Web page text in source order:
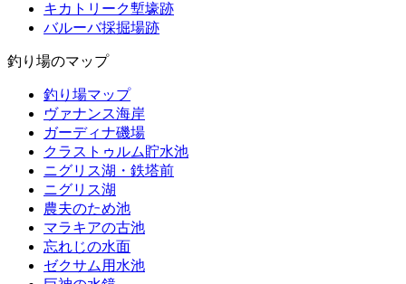
キカトリーク塹壕跡
バルーバ採掘場跡
釣り場のマップ
釣り場マップ
ヴァナンス海岸
ガーディナ磯場
クラストゥルム貯水池
ニグリス湖・鉄塔前
ニグリス湖
農夫のため池
マラキアの古池
忘れじの水面
ゼクサム用水池